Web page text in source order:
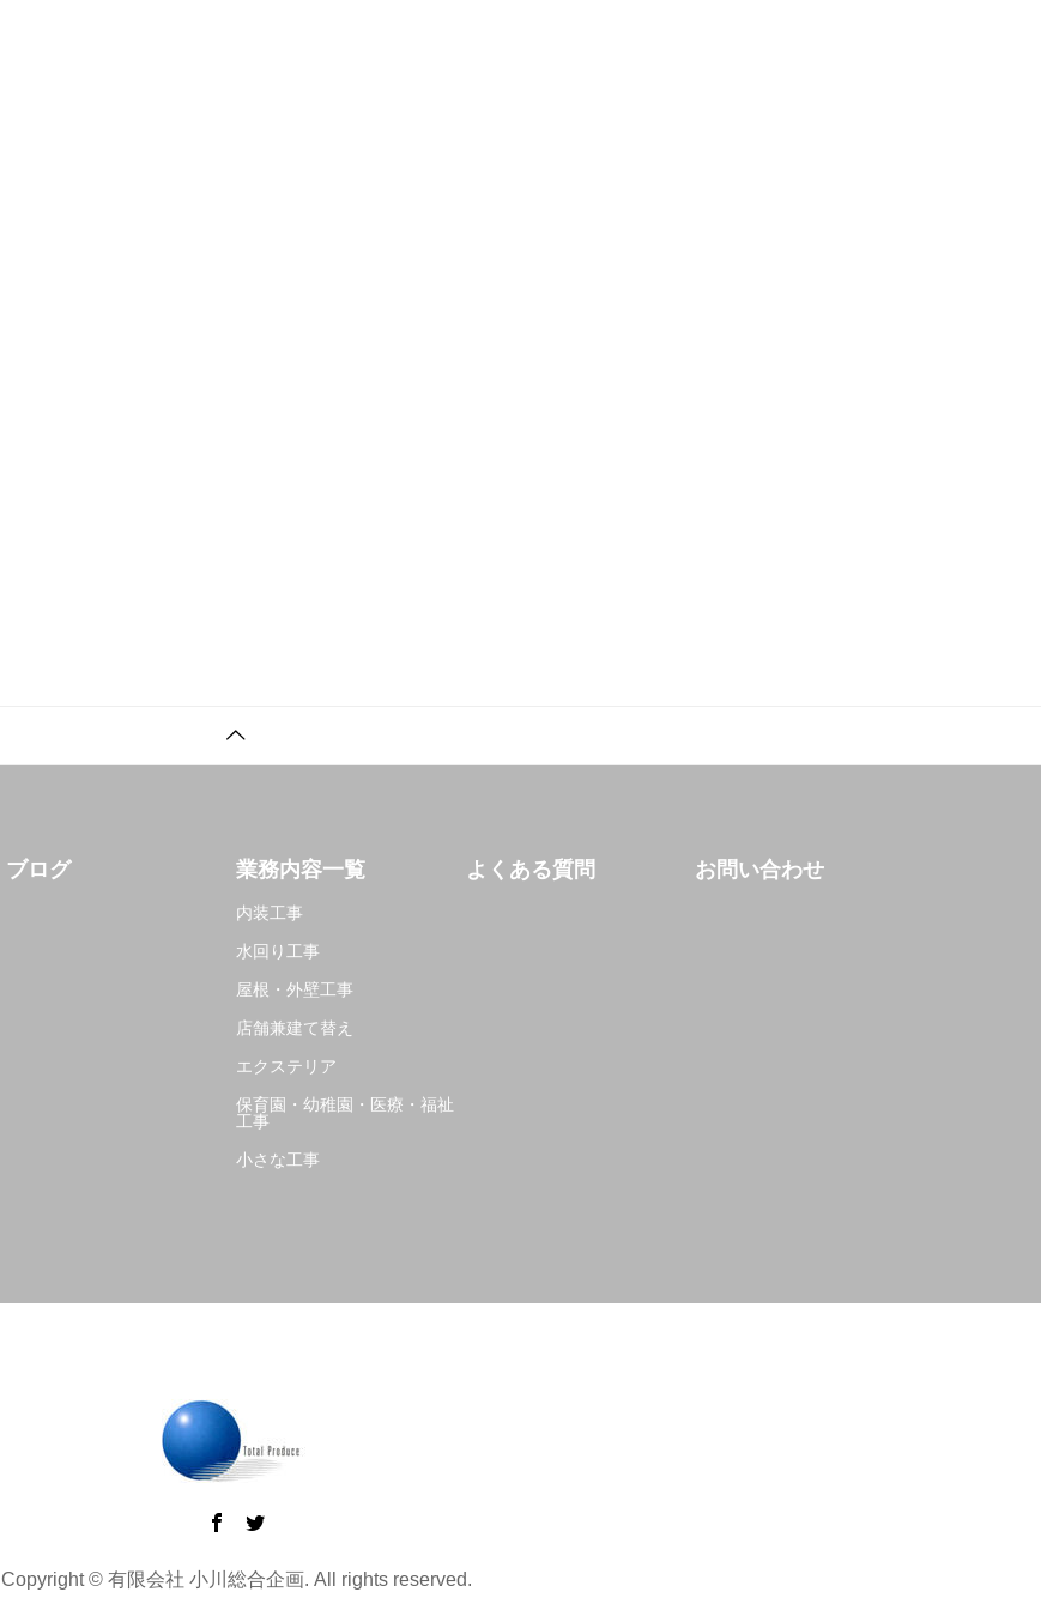
ブログ 業務内容一覧
内装工事
水回り工事
屋根・外壁工事
店舗兼建て替え
エクステリア
保育園・幼稚園・医療・福祉
工事
小さな工事
よくある質問 お問い合わせ
Copyright © 有限会社 小川総合企画. All rights reserved.